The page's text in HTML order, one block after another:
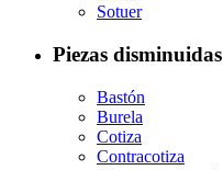
Sotuer
Piezas disminuidas
Bastón
Burela
Cotiza
Contracotiza